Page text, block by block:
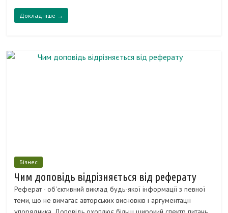
Докладніше →
Бізнес
Чим доповідь відрізняється від реферату
Реферат - об'єктивний виклад будь-якої інформації з певної
теми, що не вимагає авторських висновків і аргументації